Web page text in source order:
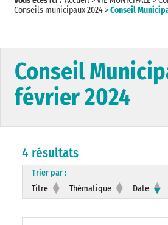
Conseils municipaux 2024>Conseil
Conseil
février 2024
4 résultats
Trier par :
Titre
Thématique Date